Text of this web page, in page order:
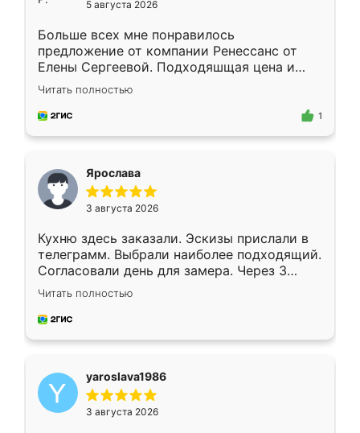
5 августа 2026
Больше всех мне понравилось
предложение от компании Ренессанс от
Елены Сергеевой. Подходяшщая цена и
короткие сроки изготовления. Приехавший
для замера сотрудник Владислав
предложил по моему эскизу самый
Читать полностью
1
Ярослава
3 августа 2026
Кухню здесь заказали. Эскизы прислали в
телеграмм. Выбрали наиболее подходящий.
Согласовали день для замера. Через 3
недели кухня была уже готова. Остались
довольны работой. Спасибо Ренессанс
мебель за качественную работу!
Читать полностью
yaroslava1986
3 августа 2026